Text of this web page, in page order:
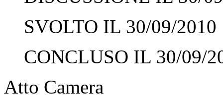
SVOLTO IL 30/09/2010
CONCLUSO IL 30/09/
Atto Camera